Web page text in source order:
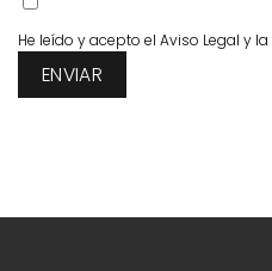
He leído y acepto el Aviso Legal y la